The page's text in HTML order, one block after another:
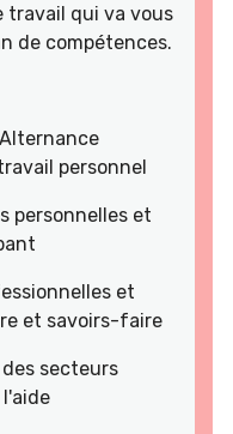
travail qui va vous
de compétences.
Alternance
personnel
personnelles et
et
et savoirs-faire
secteurs